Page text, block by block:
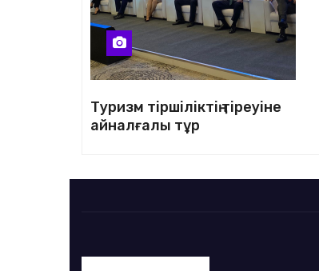
Туризм тіршіліктің тіреуіне
айналғалы тұр